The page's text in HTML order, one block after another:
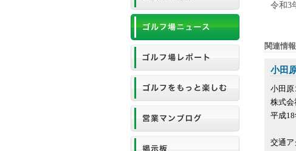
令和3
関連情
小田
小田原
株式会
平成
交通ア